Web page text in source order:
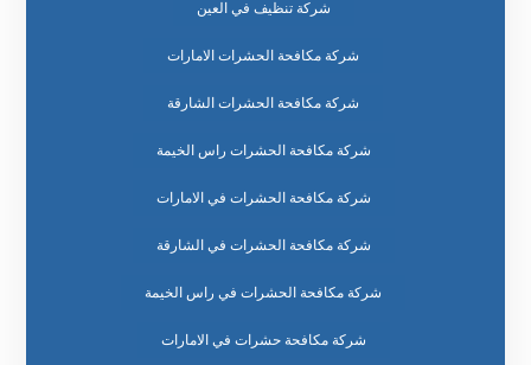
شركة تنظيف في العين
شركة مكافحة الحشرات الامارات
شركة مكافحة الحشرات الشارقة
شركة مكافحة الحشرات راس الخيمة
شركة مكافحة الحشرات في الامارات
شركة مكافحة الحشرات في الشارقة
شركة مكافحة الحشرات في راس الخيمة
شركة مكافحة حشرات في الامارات